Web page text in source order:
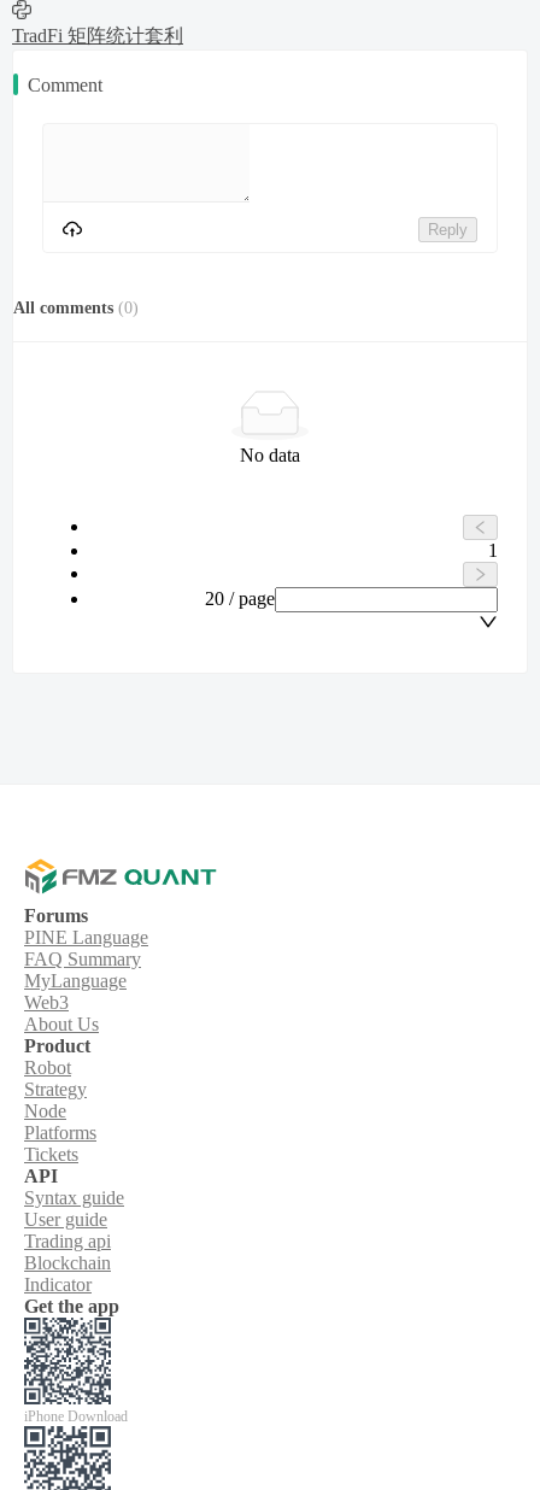
TradFi 矩阵统计套利
Comment
Reply
All comments (0)
No data
1
20 / page
Forums
PINE Language
FAQ Summary
MyLanguage
Web3
About Us
Product
Robot
Strategy
Node
Platforms
Tickets
API
Syntax guide
User guide
Trading api
Blockchain
Indicator
Get the app
iPhone Download